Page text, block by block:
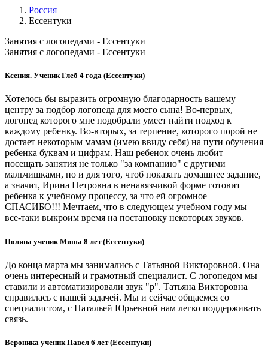
Россия
Ессентуки
Занятия с логопедами - Ессентуки
Занятия с логопедами - Ессентуки
Ксения. Ученик Глеб 4 года (Ессентуки)
Хотелось бы выразить огромную благодарность вашему
центру за подбор логопеда для моего сына! Во-первых,
логопед которого мне подобрали умеет найти подход к
каждому ребенку. Во-вторых, за терпение, которого порой не
достает некоторым мамам (имею ввиду себя) на пути обучения
ребенка буквам и цифрам. Наш ребенок очень любит
посещать занятия не только "за компанию" с другими
мальчишками, но и для того, чтоб показать домашнее задание,
а значит, Ирина Петровна в ненавязчивой форме готовит
ребенка к учебному процессу, за что ей огромное
СПАСИБО!!! Мечтаем, что в следующем учебном году мы
все-таки выкроим время на постановку некоторых звуков.
Полина ученик Миша 8 лет (Ессентуки)
До конца марта мы занимались с Татьяной Викторовной. Она
очень интересный и грамотный специалист. С логопедом мы
ставили и автоматизировали звук "р". Татьяна Викторовна
справилась с нашей задачей. Мы и сейчас общаемся со
специалистом, с Натальей Юрьевной нам легко поддерживать
связь.
Вероника ученик Павел 6 лет (Ессентуки)